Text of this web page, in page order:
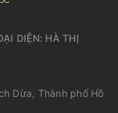
DIỆN: HÀ THỊ
Dừa, Thành phố Hồ